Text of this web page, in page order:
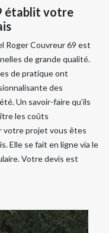
établit votre
Roger Couvreur 69 est
de grande qualité.
de pratique ont
des
Un savoir-faire qu’ils
les coûts
votre projet vous êtes
Elle se fait en ligne via le
Votre devis est